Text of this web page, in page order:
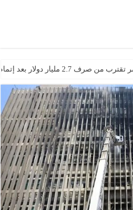
دولار بعد إتمام المراجعتين